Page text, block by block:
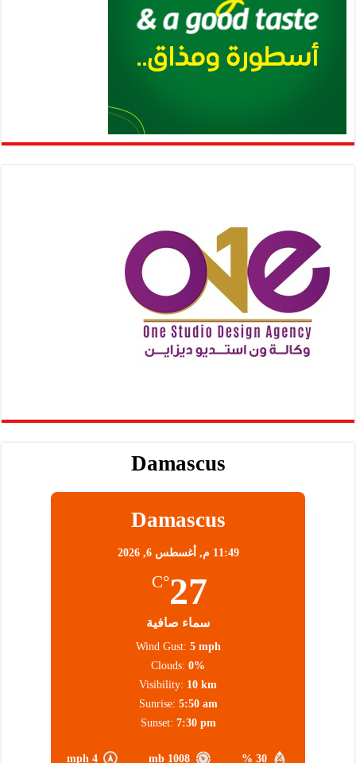
Damascus
Damascus
11:49 م, أغسطس 6, 2026
27
°C
سماء صافية
30 %
1008 mb
4 mph
Wind Gust: 5 mph
Clouds: 0%
Visibility: 10 km
Sunrise: 5:50 am
Sunset: 7:30 pm